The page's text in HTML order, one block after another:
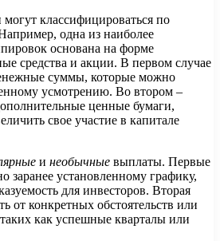
могут классифицироваться по
одна из наиболее
основана на форме
средства и акции. В первом случае
суммы, которые можно
усмотрению. Во втором –
ценные бумаги,
свое участие в капитале
и необычные выплаты. Первые
заранее установленному графику,
для инвесторов. Вторая
от конкретных обстоятельств или
как успешные кварталы или